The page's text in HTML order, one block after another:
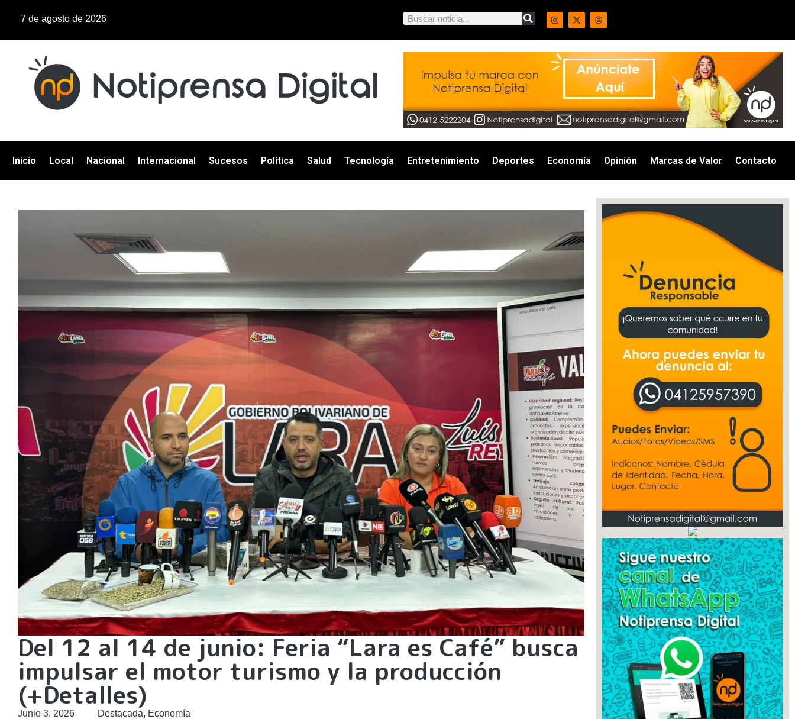
7 de agosto de 2026
Inicio Local Nacional Internacional Sucesos Política Salud Tecnología Entretenimiento Deportes Economía Opinión Marcas de Valor Contacto
Del 12 al 14 de junio: Feria “Lara es Café” busca
impulsar el motor turismo y la producción
(+Detalles)
Junio 3, 2026 Destacada, Economía